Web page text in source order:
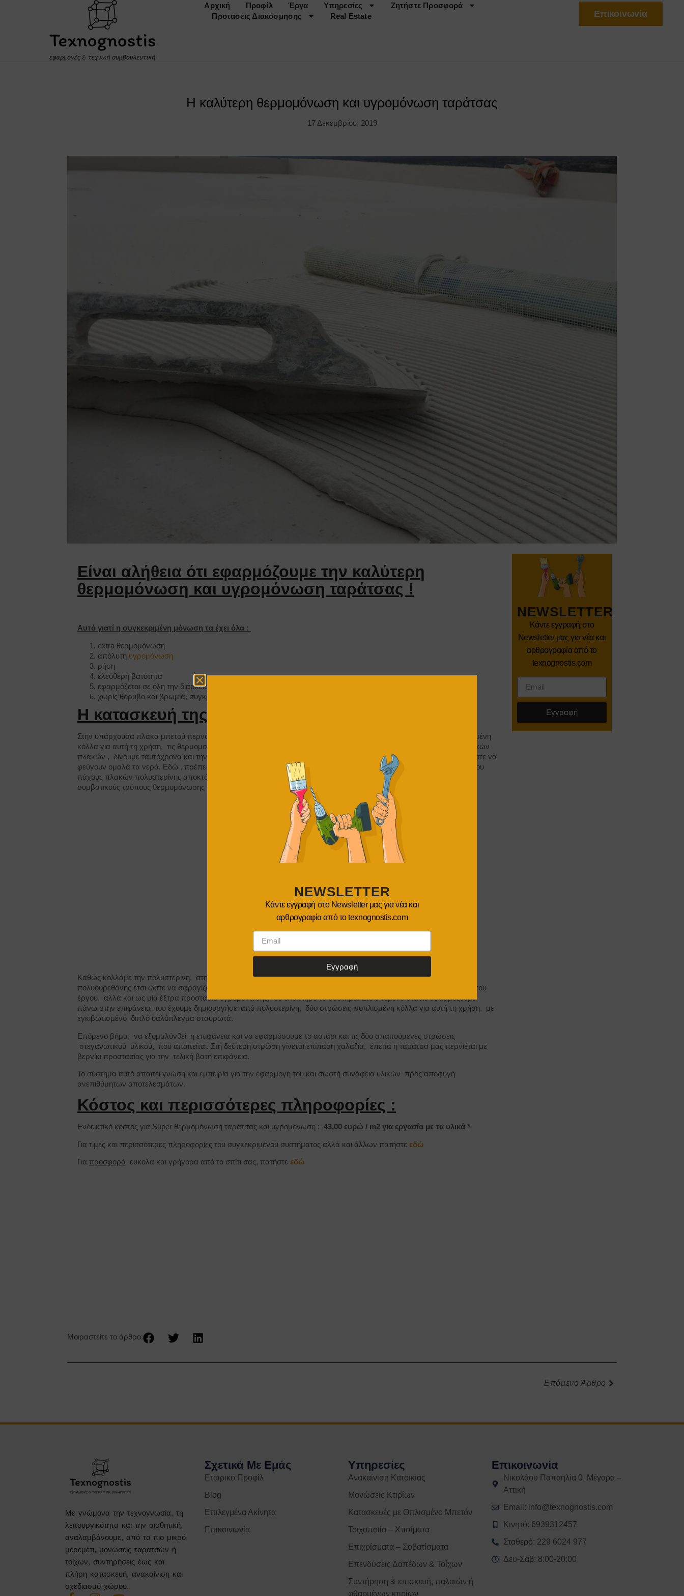
Αρχική Προφίλ Έργα Υπηρεσίες
Ζητήστε Προσφορά
Προτάσεις Διακόσμησης
Real Estate Επικοινωνία
Η καλύτερη θερμομόνωση και υγρομόνωση ταράτσας
17 Δεκεμβρίου, 2019
Είναι αλήθεια ότι εφαρμόζουμε την καλύτερη
θερμομόνωση και υγρομόνωση ταράτσας !
Αυτό γιατί η συγκεκριμένη μόνωση τα έχει όλα :
extra θερμομόνωση
απόλυτη υγρομόνωση
ρήση
ελεύθερη βατότητα
εφαρμόζεται σε όλη την διάρκεια του έτους
χωρίς θόρυβο και βρωμιά, συγκριτικά με άλλα συστήματα
Η κατασκευή της αναλυτικότερα:
Στην υπάρχουσα πλάκα μπετού περνάμε ένα υλικό ως φράγμα υδρατμών Έπειτα ερχόμαστε και κολλάμε με ινοπλισμένη
κόλλα για αυτή τη χρήση, τις θερμομονωτικές μας πλάκες. Μέσω της διαβάθμισης των διαστάσεων των θερμομονωτικών
πλακών , δίνουμε ταυτόχρονα και την απαιτούμενη ρήση, δηλαδή 1,5% και πάνω, ή όσο απαιτεί η ταράτσα , έτσι ώστε να
φεύγουν ομαλά τα νερά. Εδώ , πρέπει να πούμε ότι , από αυτή την διαβάθμιση η ταράτσα μας , μέσω των μεγαλύτερου
πάχους πλακών πολυστερίνης αποκτά από
50 έως και 90% επιπλέον θερμομόνωση
, απ’ ότι θα είχε με τους πιο
συμβατικούς τρόπους θερμομόνωσης ταράτσας .
Καθώς κολλάμε την πολυστερίνη, στην περίμετρο της αλλά και στην περίμετρο του κάθε τεμαχίου , βάζουμε αφρό
πολυουρεθάνης έτσι ώστε να σφραγίζονται οι ενώσεις προσωρινά, για λόγους ενδεχόμενης βροχής κατά τη διάρκεια του
έργου, αλλά και ως μία έξτρα προστασία υγρομόνωσης, σε ολόκληρο το σύστημα. Στο επόμενο στάδιο εφαρμόζουμε
πάνω στην επιφάνεια που έχουμε δημιουργήσει από πολυστερίνη, δύο στρώσεις ινοπλισμένη κόλλα για αυτή τη χρήση, με
εγκιβωτισμένο διπλό υαλόπλεγμα σταυρωτά.
Επόμενο βήμα, να εξομαλύνθεί η επιφάνεια και να εφαρμόσουμε το αστάρι και τις δύο απαιτούμενες στρώσεις
στεγανωτικού υλικού, που απαιτείται. Στη δεύτερη στρώση γίνεται επίπαση χαλαζία, έπειτα η ταράτσα μας περνιέται με
βερνίκι προστασίας για την τελική βατή επιφάνεια.
Το σύστημα αυτό απαιτεί γνώση και εμπειρία για την εφαρμογή του και σωστή συνάφεια υλικών προς αποφυγή
ανεπιθύμητων αποτελεσμάτων.
Κόστος και περισσότερες πληροφορίες :
Ενδεικτικό κόστος για Super θερμομόνωση ταράτσας και υγρομόνωση : 43,00 ευρώ / m2 για εργασία με τα υλικά *
Για τιμές και περισσότερες πληροφορίες του συγκεκριμένου συστήματος αλλά και άλλων πατήστε εδώ
Για προσφορά ευκολα και γρήγορα από το σπίτι σας, πατήστε εδώ
NEWSLETTER
Κάντε εγγραφή στο
Newsletter μας για νέα και
αρθρογραφία από το
texnognostis.com
Εγγραφή
Μοιραστείτε το άρθρο:
Επόμενο Άρθρο
Με γνώμονα την τεχνογνωσία, τη
λειτουργικότητα και την αισθητική,
αναλαμβάνουμε, από το πιο μικρό
μερεμέτι, μονώσεις ταρατσών ή
τοίχων, συντηρήσεις έως και
πλήρη κατασκευή, ανακαίνιση και
σχεδιασμό χώρου.
Σχετικά Με Εμάς
Εταιρικό Προφίλ
Blog
Επιλεγμένα Ακίνητα
Επικοινωνία
Υπηρεσίες
Ανακαίνιση Κατοικίας
Μονώσεις Κτιρίων
Κατασκευές με Οπλισμένο Μπετόν
Τοιχοποιία – Χτισίματα
Επιχρίσματα – Σοβατίσματα
Επενδύσεις Δαπέδων & Τοίχων
Συντήρηση & επισκευή, παλαιών ή
φθαρμένων κτιρίων
Επικοινωνία
Νικολάου Παπαηλία 0, Μέγαρα –
Αττική
Email: info@texnognostis.com
Κινητό: 6939312457
Σταθερό: 229 6024 977
Δευ-Σαβ: 8:00-20:00
NEWSLETTER
Κάντε εγγραφή στο Newsletter μας για νέα και
αρθρογραφία από το texnognostis.com
Εγγραφή